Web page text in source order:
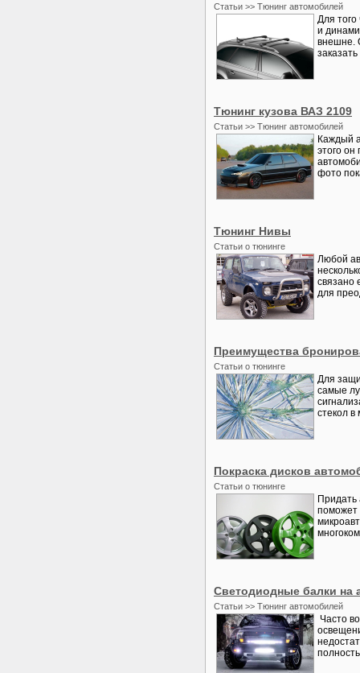
Статьи >> Тюнинг автомобилей
Для
и
внешне.
Тюнинг кузова ВАЗ 2109
Статьи >> Тюнинг автомобилей
Каждый
этого
фото
Тюнинг Нивы
Статьи о тюнинге
Любой
связано
для
Преимущества
Статьи о тюнинге
Для
самые
стекол в
Покраска дисков
Статьи о тюнинге
Придать
поможет
Светодиодные балки на
Статьи >> Тюнинг автомобилей
Часто